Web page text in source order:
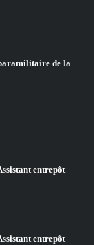
de la
entrepôt
entrepôt